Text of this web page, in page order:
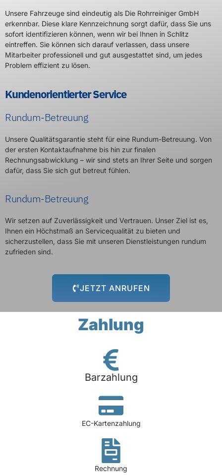
Unsere Fahrzeuge sind eindeutig als Die Rohrreiniger GmbH
erkennbar. Diese klare Kennzeichnung sorgt dafür, dass Sie uns
sofort identifizieren können, wenn wir bei Ihnen in Schlitz
eintreffen. Sie können sich darauf verlassen, dass unsere
Mitarbeiter professionell und gut ausgestattet sind, um jedes
Problem effizient zu lösen.
Kundenorientierter Service
Rundum-Betreuung
Unsere Qualitätsgarantie steht für eine Rundum-Betreuung. Von
der ersten Kontaktaufnahme bis hin zur finalen
Rechnungsabwicklung – wir sind stets an Ihrer Seite und sorgen
dafür, dass Sie sich gut betreut fühlen.
Rundum-Betreuung
Wir setzen auf Zuverlässigkeit und Vertrauen. Unser Ziel ist es,
Ihnen ein Höchstmaß an Servicequalität zu bieten und
sicherzustellen, dass Sie mit unseren Dienstleistungen rundum
zufrieden sind.
JETZT ANRUFEN
Zahlung
Barzahlung
EC-Kartenzahlung
Rechnung